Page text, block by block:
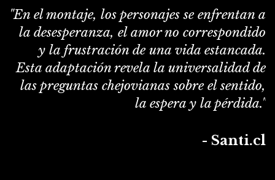
"En el montaje, los personajes se enfrentan a
la desesperanza, el amor no correspondido
y la frustración de una vida estancada.
Esta adaptación revela la universalidad de
las preguntas chejovianas sobre el sentido,
la espera y la pérdida."
- Santi.cl